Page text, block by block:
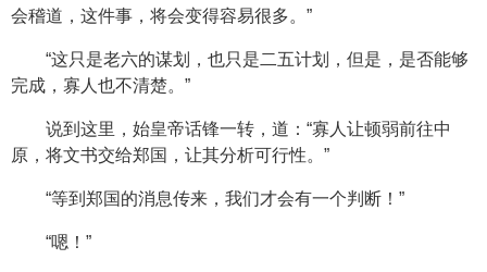
会稽道，这件事，将会变得容易很多。”
“这只是老六的谋划，也只是二五计划，但是，是否能够
完成，寡人也不清楚。”
说到这里，始皇帝话锋一转，道：“寡人让顿弱前往中
原，将文书交给郑国，让其分析可行性。”
“等到郑国的消息传来，我们才会有一个判断！”
“嗯！”